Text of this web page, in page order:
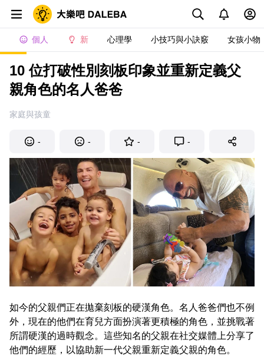
個人 新 心理學 小技巧與小訣竅 女孩小物
10 位打破性別刻板印象並重新定義父
親角色的名人爸爸
家庭與孩童
- - - -
如今的父親們正在拋棄刻板的硬漢角色。名人爸爸們也不例
外，現在的他們在育兒方面扮演著更積極的角色，並挑戰著
所謂硬漢的過時觀念。這些知名的父親在社交媒體上分享了
他們的經歷，以協助新一代父親重新定義父親的角色。